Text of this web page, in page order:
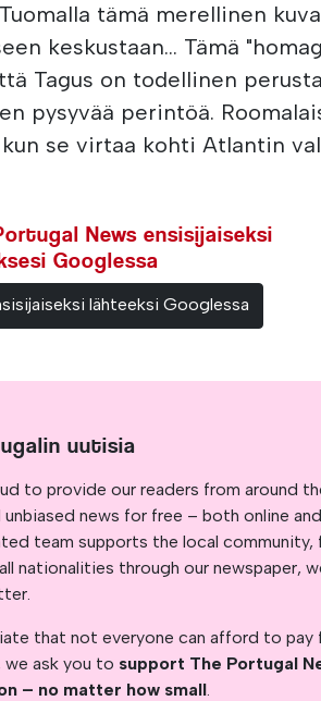
tämä merellinen
keskustaan... Tämä
Tagus on todellinen
pysyvää perintöä.
kun se virtaa kohti Atlantin
News ensisijaiseksi
Googlessa
lähteeksi Googlessa
uutisia
to provide our readers from around
unbiased news for free – both online
team supports the local community,
nationalities through our newspaper,
that not everyone can afford to pay
we ask you to support The Portugal
– no matter how small.